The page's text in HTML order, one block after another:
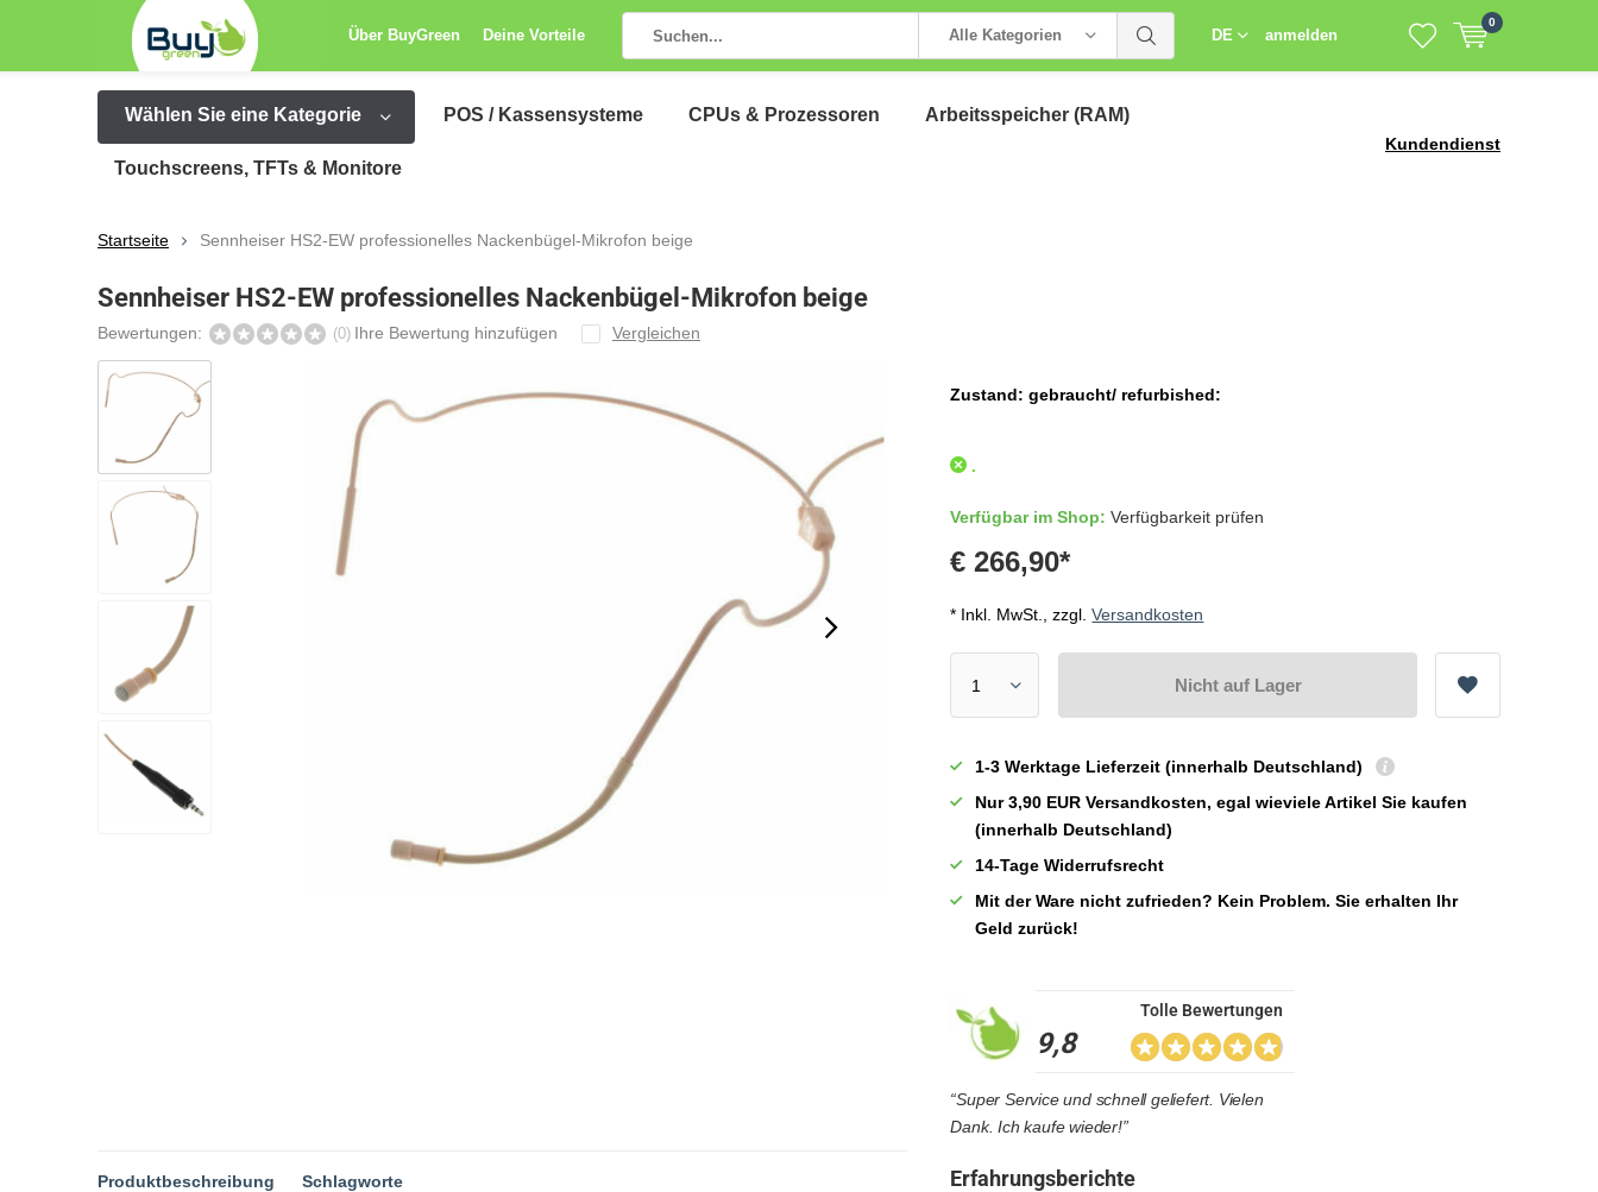
Über BuyGreen Deine Vorteile Alle Kategorien DE anmelden
0
Wählen Sie eine Kategorie POS / Kassensysteme CPUs & Prozessoren Arbeitsspeicher (RAM)
Touchscreens, TFTs & Monitore
Kundendienst
Startseite Sennheiser HS2-EW professionelles Nackenbügel-Mikrofon beige
Sennheiser HS2-EW professionelles Nackenbügel-Mikrofon beige
Bewertungen: (0) Ihre Bewertung hinzufügen Vergleichen
Zustand: gebraucht/ refurbished:
.
Verfügbar im Shop:Verfügbarkeit prüfen
€ 266,90*
* Inkl. MwSt., zzgl.Versandkosten
Nicht auf Lager
1-3 Werktage Lieferzeit (innerhalb Deutschland)
Nur 3,90 EUR Versandkosten, egal wieviele Artikel Sie kaufen
(innerhalb Deutschland)
14-Tage Widerrufsrecht
Mit der Ware nicht zufrieden? Kein Problem. Sie erhalten Ihr
Geld zurück!
9,8
Tolle Bewertungen
“Super Service und schnell geliefert. Vielen
Dank. Ich kaufe wieder!”
Produktbeschreibung Schlagworte Erfahrungsberichte